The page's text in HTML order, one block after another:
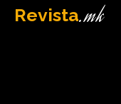
Revista.mk
March 10,